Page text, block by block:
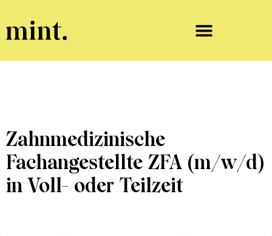
Zahnmedizinische
Fachangestellte ZFA (m/w/d)
in Voll- oder Teilzeit